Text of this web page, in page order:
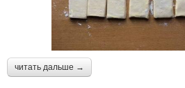
читать дальше →